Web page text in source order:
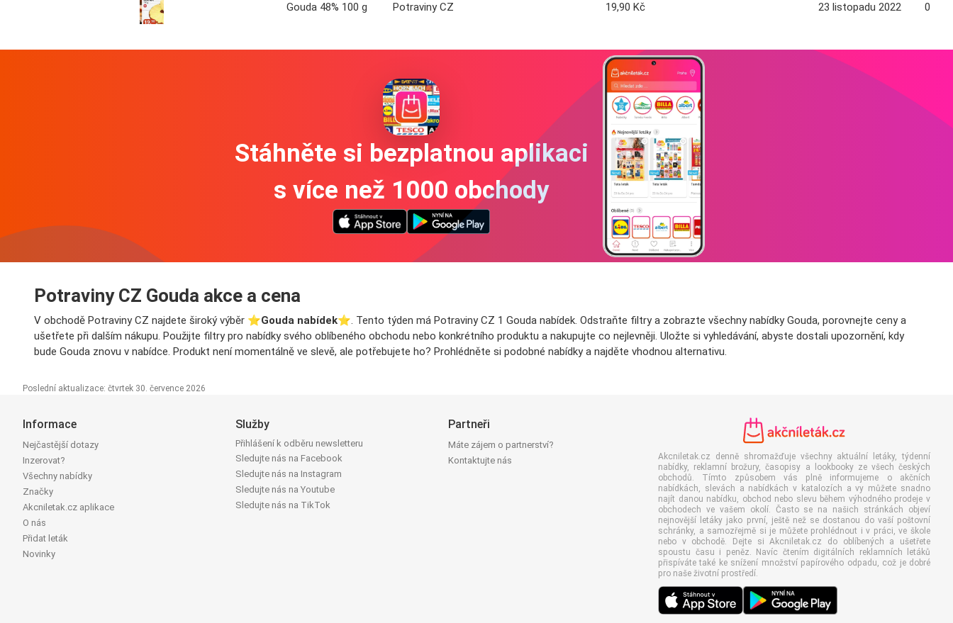
Gouda 48% 100 g Potraviny CZ 19,90 Kč 23 listopadu 2022 05
Stáhněte si bezplatnou aplikaci
s více než 1000 obchody
Potraviny CZ Gouda akce a cena
V obchodě Potraviny CZ najdete široký výběr ⭐️Gouda nabídek⭐️. Tento týden má Potraviny CZ 1 Gouda nabídek. Odstraňte filtry a zobrazte všechny nabídky Gouda, porovnejte ceny a
ušetřete při dalším nákupu. Použijte filtry pro nabídky svého oblíbeného obchodu nebo konkrétního produktu a nakupujte co nejlevněji. Uložte si vyhledávání, abyste dostali upozornění, kdy
bude Gouda znovu v nabídce. Produkt není momentálně ve slevě, ale potřebujete ho? Prohlédněte si podobné nabídky a najděte vhodnou alternativu.
Poslední aktualizace: čtvrtek 30. července 2026
Informace
Nejčastější dotazy
Inzerovat?
Všechny nabídky
Značky
Akcniletak.cz aplikace
O nás
Přidat leták
Novinky
Služby
Přihlášení k odběru newsletteru
Sledujte nás na Facebook
Sledujte nás na Instagram
Sledujte nás na Youtube
Sledujte nás na TikTok
Partneři
Máte zájem o partnerství?
Kontaktujte nás
Akcniletak.cz denně shromažďuje všechny aktuální letáky, týdenní
nabídky, reklamní brožury, časopisy a lookbooky ze všech českých
obchodů. Tímto způsobem vás plně informujeme o akčních
nabídkách, slevách a nabídkách v katalozích a vy můžete snadno
najít danou nabídku, obchod nebo slevu během výhodného prodeje v
obchodech ve vašem okolí. Často se na našich stránkách objeví
nejnovější letáky jako první, ještě než se dostanou do vaší poštovní
schránky, a samozřejmě si je můžete prohlédnout i v práci, ve škole
nebo v obchodě. Dejte si Akcniletak.cz do oblíbených a ušetřete
spoustu času i peněz. Navíc čtením digitálních reklamních letáků
přispíváte také ke snížení množství papírového odpadu, což je dobré
pro naše životní prostředí.